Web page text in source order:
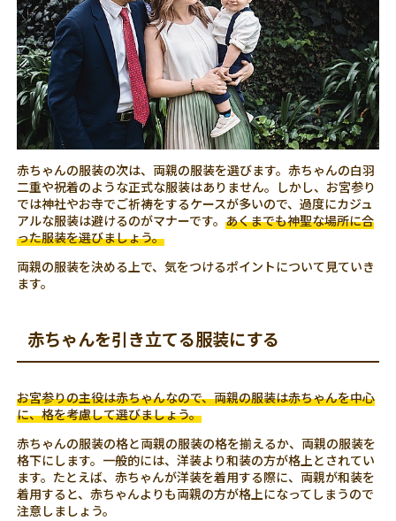
赤ちゃんの服装の次は、両親の服装を選びます。赤ちゃんの白羽
二重や祝着のような正式な服装はありません。しかし、お宮参り
では神社やお寺でご祈祷をするケースが多いので、過度にカジュ
アルな服装は避けるのがマナーです。あくまでも神聖な場所に合
った服装を選びましょう。
両親の服装を決める上で、気をつけるポイントについて見ていき
ます。
赤ちゃんを引き立てる服装にする
お宮参りの主役は赤ちゃんなので、両親の服装は赤ちゃんを中心
に、格を考慮して選びましょう。
赤ちゃんの服装の格と両親の服装の格を揃えるか、両親の服装を
格下にします。一般的には、洋装より和装の方が格上とされてい
ます。たとえば、赤ちゃんが洋装を着用する際に、両親が和装を
着用すると、赤ちゃんよりも両親の方が格上になってしまうので
注意しましょう。